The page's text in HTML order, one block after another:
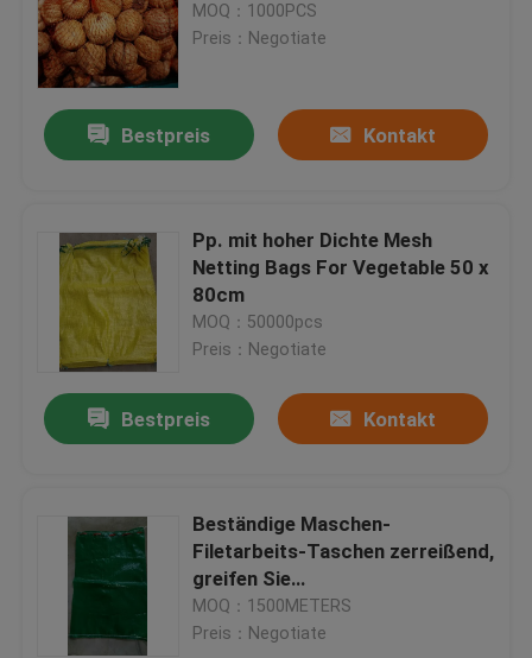
MOQ：1000PCS
Preis：Negotiate
Bestpreis Kontakt
Pp. mit hoher Dichte Mesh
Netting Bags For Vegetable 50 x
80cm
MOQ：50000pcs
Preis：Negotiate
Bestpreis Kontakt
Beständige Maschen-
Filetarbeits-Taschen zerreißend,
greifen Sie
Gemüsespeichertaschen mit
grüner Farbe ineinander
MOQ：1500METERS
Preis：Negotiate